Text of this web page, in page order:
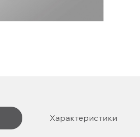
Характеристики